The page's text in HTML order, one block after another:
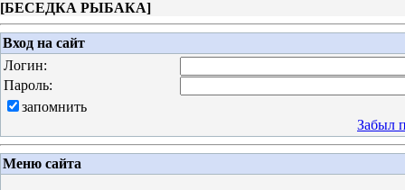
[БЕСЕДКА РЫБАКА]
Вход на сайт
Логин:
Пароль:
запомнить
Забыл
Меню сайта